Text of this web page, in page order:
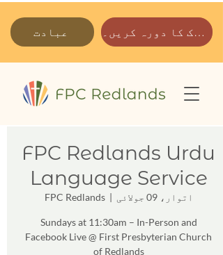
عبادت ہمارے پارک کا دورہ کریں۔
FPC Redlands Urdu
Language Service
اتوار، 09 جولائی
  |
FPC Redlands
Sundays at 11:30am – In-Person and
Facebook Live @ First Presbyterian Church
of Redlands